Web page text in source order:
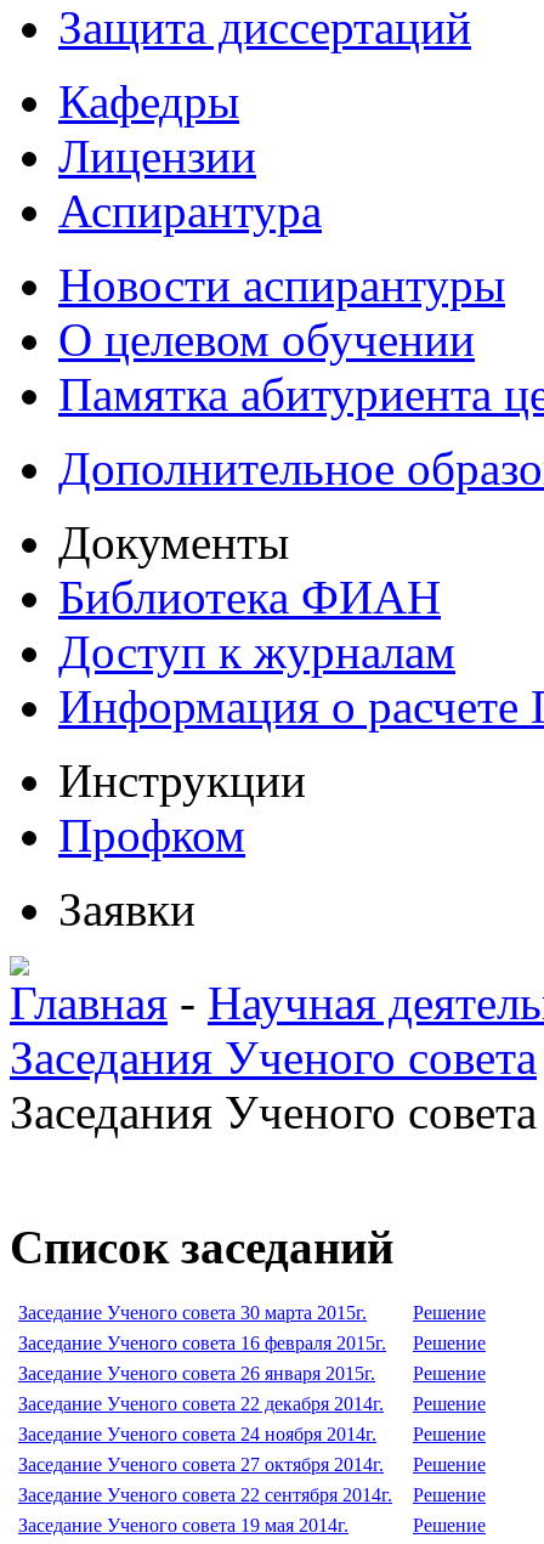
Защита диссертаций
Кафедры
Лицензии
Аспирантура
Новости аспирантуры
О целевом обучении
Памятка абитуриента
Дополнительное
Документы
Библиотека ФИАН
Доступ к журналам
Информация о
Инструкции
Профком
Заявки
Главная - Научная
Заседания Ученого совета
Заседания Ученого
Список заседаний
Заседание Ученого совета 30 марта 2015г.
Решение
Заседание Ученого совета 16 февраля 2015г.
Решение
Заседание Ученого совета 26 января 2015г.
Решение
Заседание Ученого совета 22 декабря 2014г.
Решение
Заседание Ученого совета 24 ноября 2014г.
Решение
Заседание Ученого совета 27 октября 2014г.
Решение
Заседание Ученого совета 22 сентября 2014г.
Решение
Заседание Ученого совета 19 мая 2014г.
Решение